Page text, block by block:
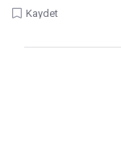
Kaydet